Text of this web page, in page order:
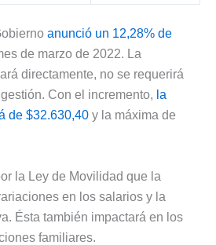
anunció un 12,28% de
de marzo de 2022. La
directamente, no se requerirá
Con el incremento, la
de $32.630,40 y la máxima de
la Ley de Movilidad que la
en los salarios y la
Ésta también impactará en los
familiares.